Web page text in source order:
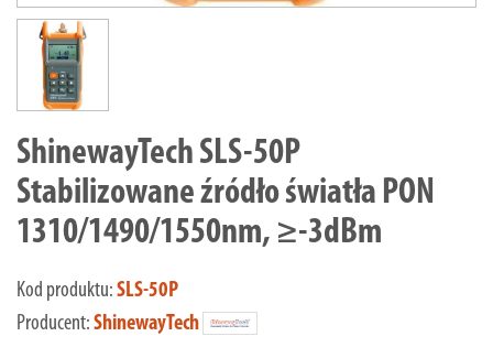
ShinewayTech SLS-50P
Stabilizowane źródło światła PON
1310/1490/1550nm, ≥-3dBm
Kod produktu: SLS-50P
Producent: ShinewayTech